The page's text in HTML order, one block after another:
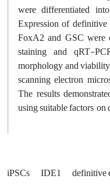
were differentiated
Expression of
FoxA2 and GSC were
staining and qRT-
morphology and
scanning electron
The results
using suitable factors,
iPSCs IDE1 definitive